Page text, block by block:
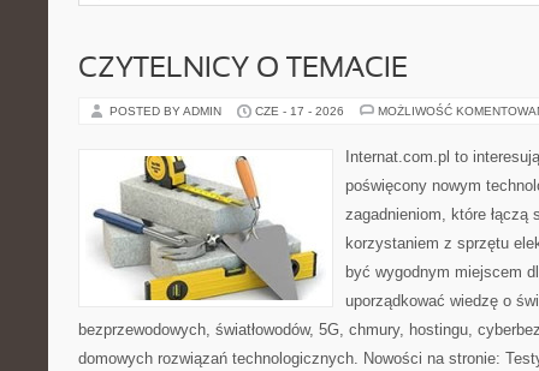
CZYTELNICY O TEMACIE
POSTED BY ADMIN CZE - 17 - 2026 MOŻLIWOŚĆ
Internat.com.pl to
poświęcony nowym
zagadnieniom, które łączą
korzystaniem z sprzętu
być wygodnym miejscem
uporządkować wiedzę o
bezprzewodowych, światłowodów, 5G, chmury, hostingu,
domowych rozwiązań technologicznych. Nowości na stronie: